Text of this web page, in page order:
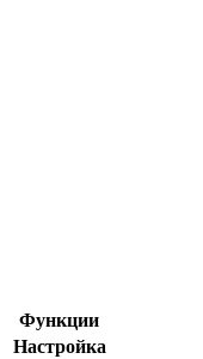
Функции
Настройка